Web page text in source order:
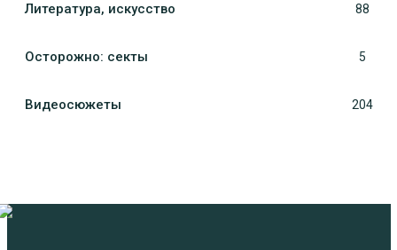
Литература, искуcство 88
Осторожно: секты 5
Видеосюжеты 204